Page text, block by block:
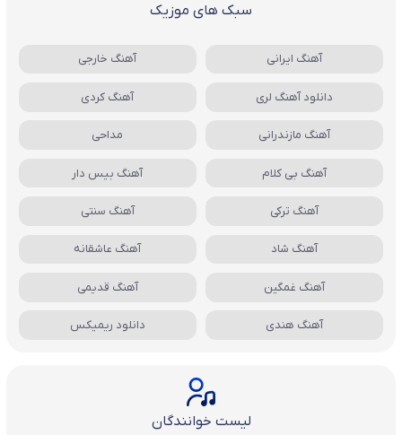
سبک های موزیک
آهنگ ایرانی آهنگ خارجی
دانلود آهنگ لری آهنگ کردی
آهنگ مازندرانی مداحی
آهنگ بی کلام آهنگ بیس دار
آهنگ ترکی آهنگ سنتی
آهنگ شاد آهنگ عاشقانه
آهنگ غمگین آهنگ قدیمی
آهنگ هندی دانلود ریمیکس
لیست خوانندگان